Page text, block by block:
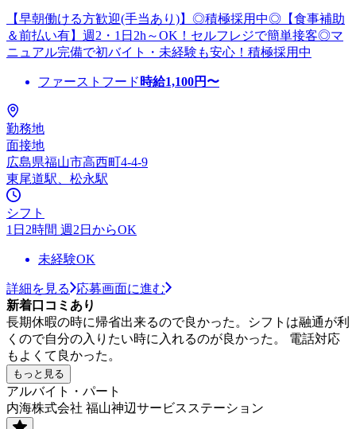
【早朝働ける方歓迎(手当あり)】◎積極採用中◎【食事補助
＆前払い有】週2・1日2h～OK！セルフレジで簡単接客◎マ
ニュアル完備で初バイト・未経験も安心！積極採用中
ファーストフード 時給1,100円〜
勤務地
面接地
広島県福山市高西町4-4-9
東尾道駅、松永駅
シフト
1日2時間 週2日からOK
未経験OK
詳細を見る
応募画面に進む
新着口コミあり
長期休暇の時に帰省出来るので良かった。シフトは融通が利
くので自分の入りたい時に入れるのが良かった。 電話対応
もよくて良かった。
もっと見る
アルバイト・パート
内海株式会社 福山神辺サービスステーション